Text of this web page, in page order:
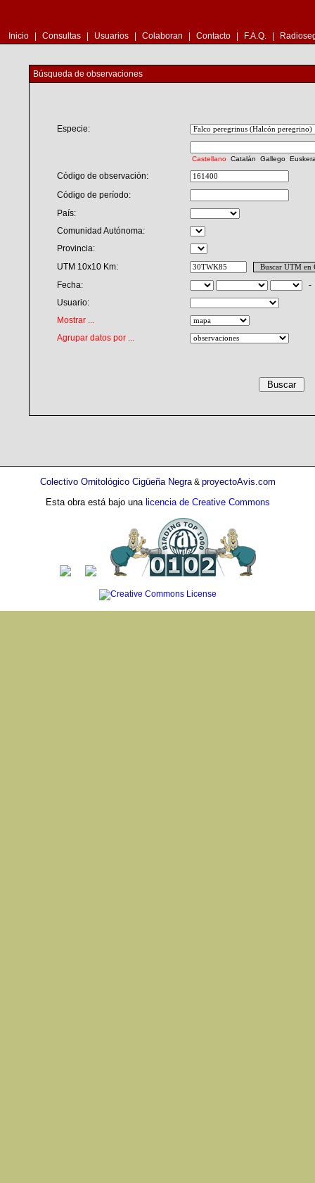
Inicio Consultas Usuarios Colaboran Contacto F.A.Q.
Búsqueda de observaciones
Especie:
Castellano Catalán Gallego
Código de observación:
Código de período:
País:
Comunidad Autónoma:
Provincia:
UTM 10x10 Km:
Fecha:
Usuario:
Mostrar ...
Agrupar datos por ...
Colectivo Ornitológico Cigüeña Negra& proyectoAvis.com
Esta obra está bajo una licencia de Creative Commons